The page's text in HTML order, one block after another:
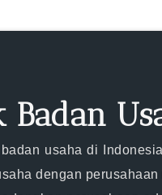
Badan
usaha di
dengan